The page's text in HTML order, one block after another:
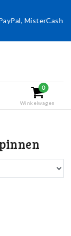
MisterCash
0
Winkelwagen